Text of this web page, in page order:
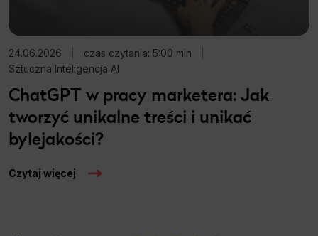
24.06.2026 czas czytania: 5:00 min
Sztuczna Inteligencja AI
ChatGPT w pracy marketera: Jak
tworzyć unikalne treści i unikać
bylejakości?
Czytaj więcej